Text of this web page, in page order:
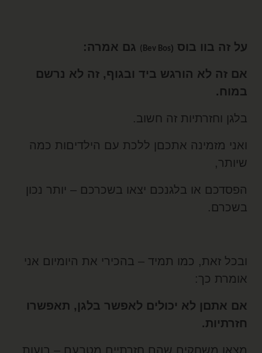
זה בוו בוס(
Bev Bos) גם אמרה:
זה לא הורגש ביד ובגוף, זה לא נרשם
וחזרתיות זה חשוב.
מזמינה אתכםן ללכת עם הילדיםות כמה
או בלגנכם יצאו בשכרכם – יותר נכון
זאת, כמו תמיד – בהכירי את היומיום אני
כך:
אתםן לא יכולים לאפשר בלגן, תאפשרו
משחקים שהם חזרתיים מטבעם – בועות